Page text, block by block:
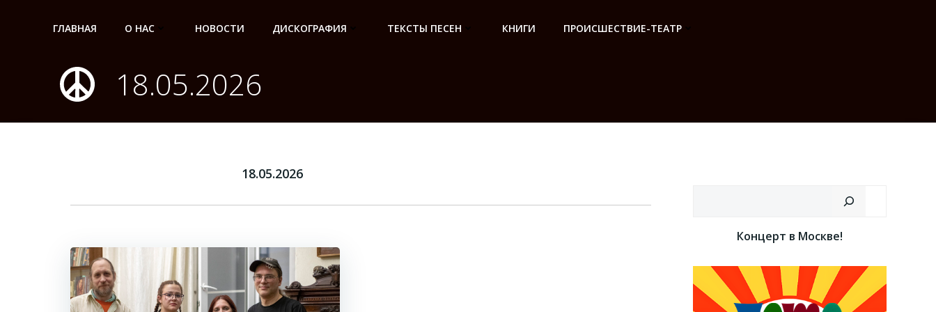
ГЛАВНАЯ О НАС НОВОСТИ ДИСКОГРАФИЯ ТЕКСТЫ ПЕСЕН КНИГИ ПРОИСШЕСТВИЕ-ТЕАТР
18.05.2026
18.05.2026
Концерт в Москве!